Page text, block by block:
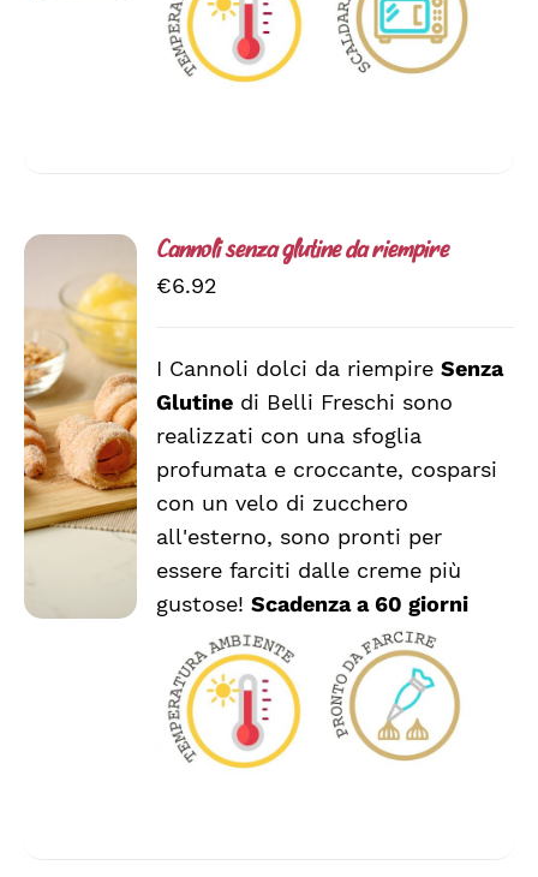
AGGIUNGI
AL
CARRELLO
DETTAGLI
Cannoli senza glutine da riempire
€6.92
I Cannoli dolci da riempireSenza
Glutine di Belli Freschi sono
realizzati con una sfoglia
profumata e croccante, cosparsi
con un velo di zucchero
all'esterno, sono pronti per
essere farciti dalle creme più
gustose!Scadenza a 60 giorni